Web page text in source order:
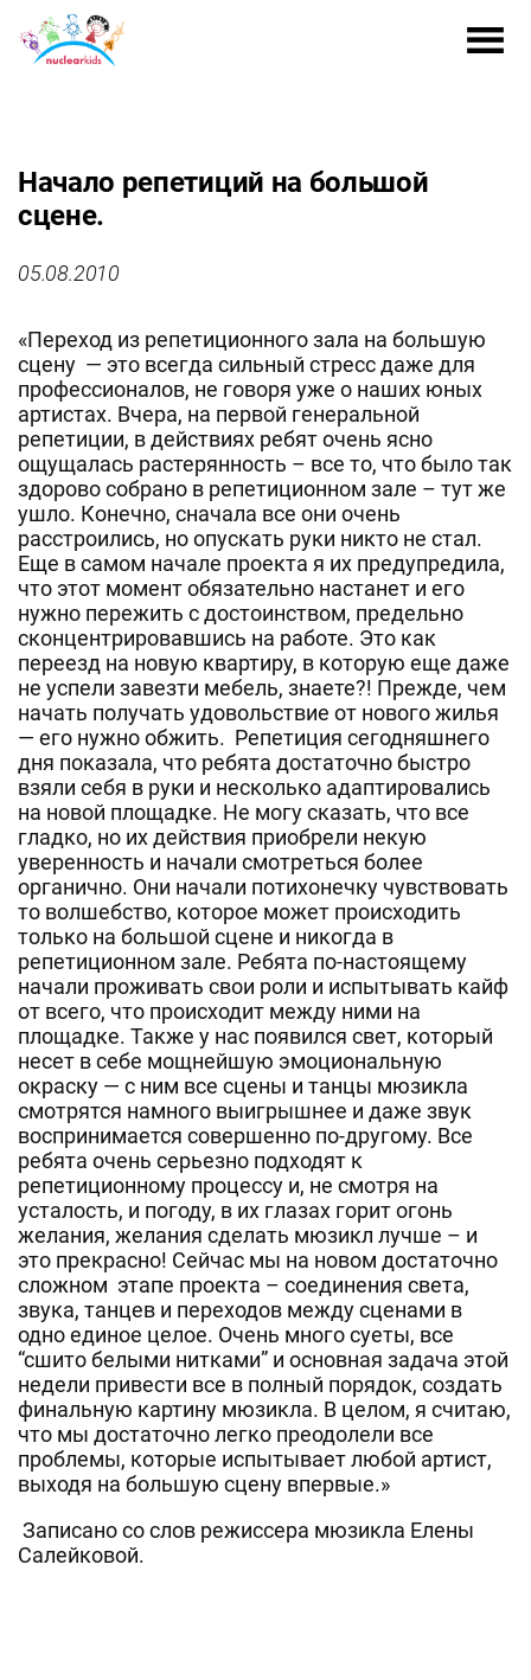
Начало репетиций на большой
сцене.
05.08.2010
«Переход из репетиционного зала на большую
сцену — это всегда сильный стресс даже для
профессионалов, не говоря уже о наших юных
артистах. Вчера, на первой генеральной
репетиции, в действиях ребят очень ясно
ощущалась растерянность – все то, что было так
здорово собрано в репетиционном зале – тут же
ушло. Конечно, сначала все они очень
расстроились, но опускать руки никто не стал.
Еще в самом начале проекта я их предупредила,
что этот момент обязательно настанет и его
нужно пережить с достоинством, предельно
сконцентрировавшись на работе. Это как
переезд на новую квартиру, в которую еще даже
не успели завезти мебель, знаете?! Прежде, чем
начать получать удовольствие от нового жилья
— его нужно обжить. Репетиция сегодняшнего
дня показала, что ребята достаточно быстро
взяли себя в руки и несколько адаптировались
на новой площадке. Не могу сказать, что все
гладко, но их действия приобрели некую
уверенность и начали смотреться более
органично. Они начали потихонечку чувствовать
то волшебство, которое может происходить
только на большой сцене и никогда в
репетиционном зале. Ребята по-настоящему
начали проживать свои роли и испытывать кайф
от всего, что происходит между ними на
площадке. Также у нас появился свет, который
несет в себе мощнейшую эмоциональную
окраску — с ним все сцены и танцы мюзикла
смотрятся намного выигрышнее и даже звук
воспринимается совершенно по-другому. Все
ребята очень серьезно подходят к
репетиционному процессу и, не смотря на
усталость, и погоду, в их глазах горит огонь
желания, желания сделать мюзикл лучше – и
это прекрасно! Сейчас мы на новом достаточно
сложном этапе проекта – соединения света,
звука, танцев и переходов между сценами в
одно единое целое. Очень много суеты, все
“сшито белыми нитками” и основная задача этой
недели привести все в полный порядок, создать
финальную картину мюзикла. В целом, я считаю,
что мы достаточно легко преодолели все
проблемы, которые испытывает любой артист,
выходя на большую сцену впервые.»
Записано со слов режиссера мюзикла Елены
Салейковой.